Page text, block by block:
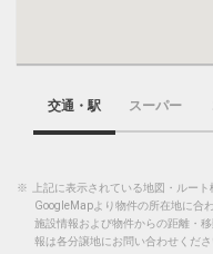
交通・駅 スーパー
※
上記に表示されている地図・ルー
GoogleMapより物件の所在地に合
施設情報および物件からの距離・
報は各分譲地にお問い合わせくださ